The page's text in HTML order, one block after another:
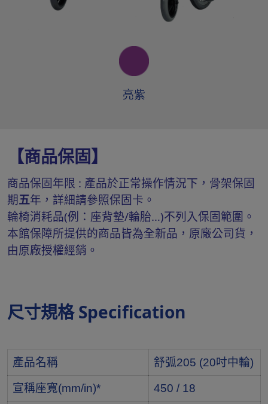
亮紫
【商品保固】
商品保固年限 : 產品於正常操作情況下，骨架保固
期五年，詳細請參照保固卡。
輪椅消耗品(例：座背墊/輪胎…)不列入保固範圍。
本館保障所提供的商品皆為全新品，原廠公司貨，
由原廠授權經銷。
尺寸規格 Specification
產品名稱 舒弧205 (20吋中輪)
宣稱座寬(mm/in)* 450 / 18